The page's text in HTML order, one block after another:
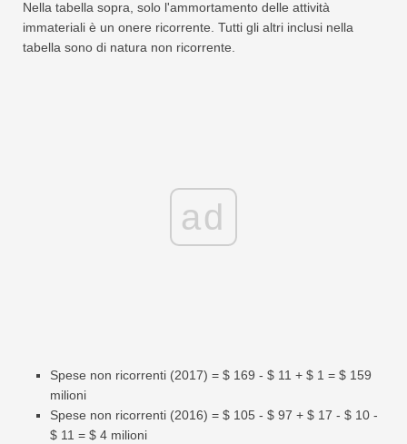
Nella tabella sopra, solo l'ammortamento delle attività
immateriali è un onere ricorrente. Tutti gli altri inclusi nella
tabella sono di natura non ricorrente.
ad
Spese non ricorrenti (2017) = $ 169 - $ 11 + $ 1 = $ 159
milioni
Spese non ricorrenti (2016) = $ 105 - $ 97 + $ 17 - $ 10 -
$ 11 = $ 4 milioni